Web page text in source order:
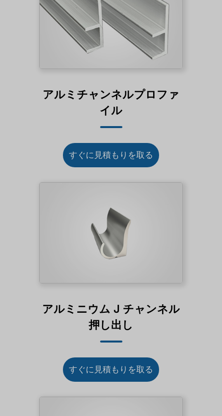
アルミチャンネルプロファ
イル
すぐに見積もりを取る
アルミニウム J チャンネル
押し出し
すぐに見積もりを取る